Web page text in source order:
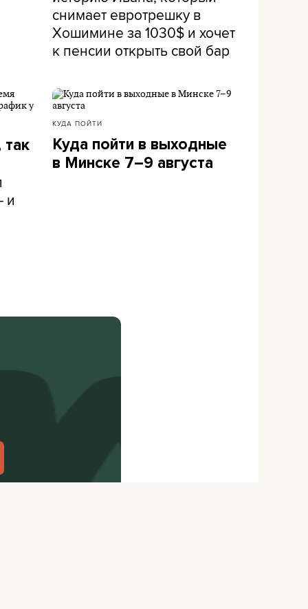
снимает евротрешку в
Хошимине за 1030$ и хочет
к пенсии открыть свой бар
и
КУДА ПОЙТИ
Куда пойти в выходные
в Минске 7–9 августа